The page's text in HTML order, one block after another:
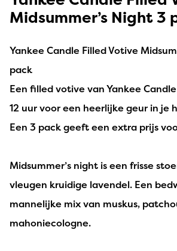
Midsummer’s Night 3
Yankee Candle Filled Votive
pack
Een filled votive van Yankee
12 uur voor een heerlijke geur in je
Een 3 pack geeft een extra prijs
Midsummer’s night is een frisse
vleugen kruidige lavendel. Een
mannelijke mix van muskus,
mahoniecologne.